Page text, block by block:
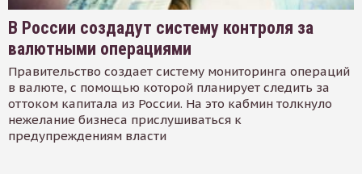
В России создадут систему контроля за
валютными операциями
Правительство создает систему мониторинга операций
в валюте, с помощью которой планирует следить за
оттоком капитала из России. На это кабмин толкнуло
нежелание бизнеса прислушиваться к
предупреждениям власти